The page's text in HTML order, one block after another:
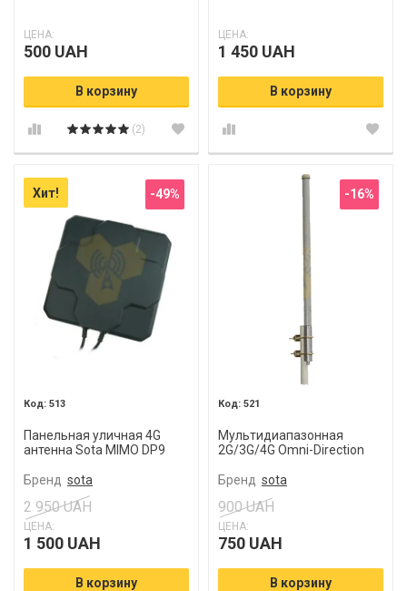
ЦЕНА:
500 UAH
В корзину
(2)
ЦЕНА:
1 450 UAH
В корзину
Хит! -49%
513
Панельная уличная 4G
антенна Sota MIMO DP9
Бренд sota
2 950 UAH
ЦЕНА:
1 500 UAH
В корзину
-16%
521
Мультидиапазонная
2G/3G/4G Omni-Direction
Бренд sota
900 UAH
ЦЕНА:
750 UAH
В корзину